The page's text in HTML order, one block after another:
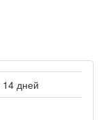
14 дней